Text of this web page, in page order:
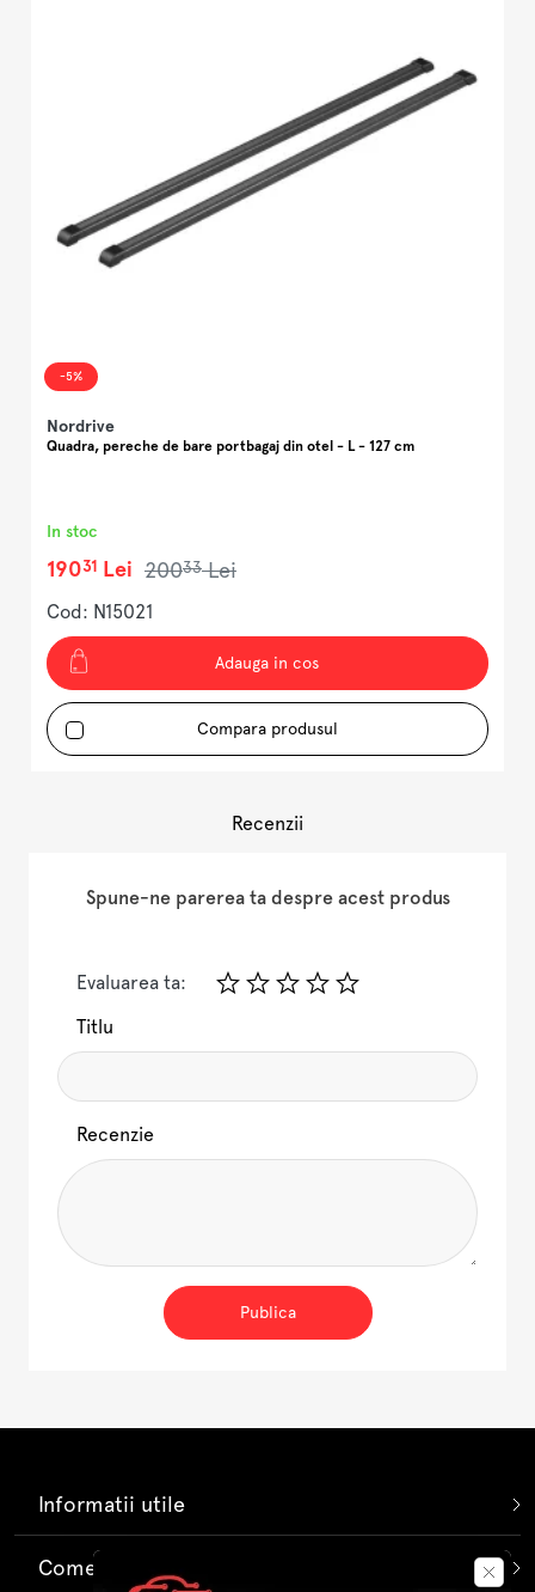
-5%
Nordrive
Quadra, pereche de bare portbagaj din otel - L - 127 cm
In stoc
19031 Lei 20033Lei
Cod: N15021
Adauga in cos
Compara produsul
Recenzii
Spune-ne parerea ta despre acest produs
Titlu
Evaluarea ta:
Recenzie
Publica
Informatii utile
Comenzi si livrare